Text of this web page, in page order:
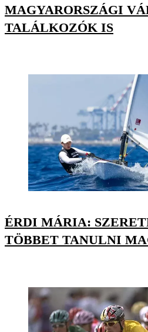
MAGYARORSZÁGI
TALÁLKOZÓK IS
ÉRDI MÁRIA:
TÖBBET TANULNI